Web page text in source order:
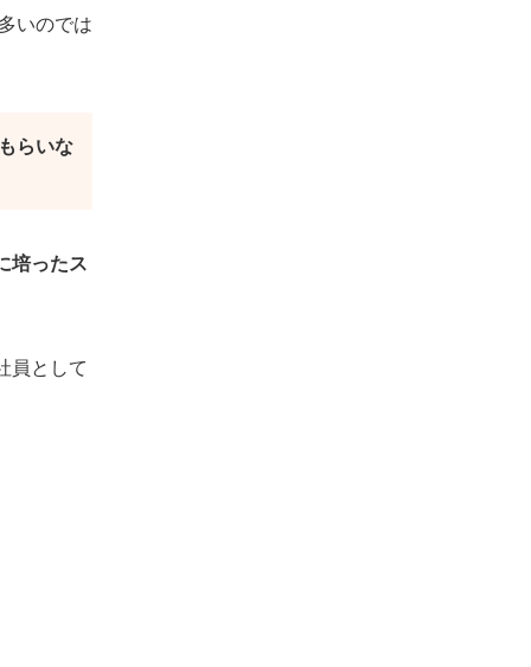
いのでは
らいな
培ったス
員として